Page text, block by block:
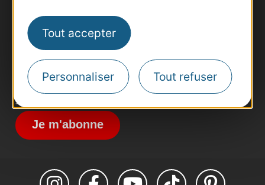
Tout accepter
Personnaliser Tout refuser
Site presse et d'influence
Voyagistes
Destination Sport
Inscrivez-vous à la lettre d'information
Destination Occitanie pour recevoir des
suggestions de séjours, de visites et de sorties.
Je m'abonne